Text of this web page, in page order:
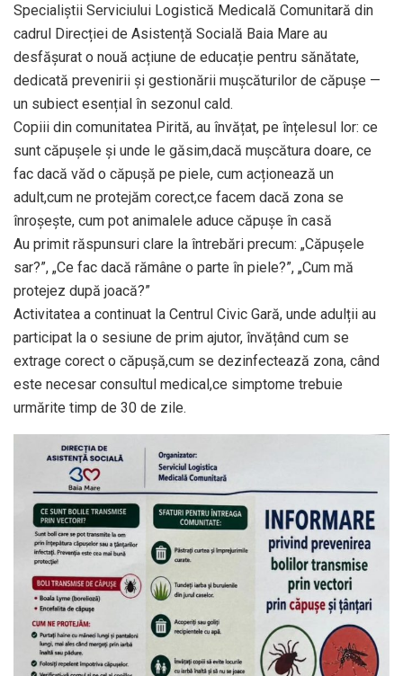
Specialiștii Serviciului Logistică Medicală Comunitară din
cadrul Direcției de Asistență Socială Baia Mare au
desfășurat o nouă acțiune de educație pentru sănătate,
dedicată prevenirii și gestionării mușcăturilor de căpușe —
un subiect esențial în sezonul cald.
Copiii din comunitatea Pirită, au învățat, pe înțelesul lor: ce
sunt căpușele și unde le găsim,dacă mușcătura doare, ce
fac dacă văd o căpușă pe piele, cum acționează un
adult,cum ne protejăm corect,ce facem dacă zona se
înroșește, cum pot animalele aduce căpușe în casă
Au primit răspunsuri clare la întrebări precum: „Căpușele
sar?”, „Ce fac dacă rămâne o parte în piele?”, „Cum mă
protejez după joacă?”
Activitatea a continuat la Centrul Civic Gară, unde adulții au
participat la o sesiune de prim ajutor, învățând cum se
extrage corect o căpușă,cum se dezinfectează zona, când
este necesar consultul medical,ce simptome trebuie
urmărite timp de 30 de zile.